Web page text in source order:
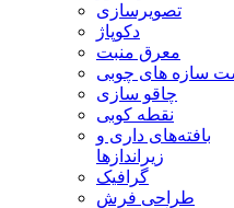
تصویرسازی
دکوپاژ
معرق منبت
سازه های چوبی
چاقو سازی
نقطه کوبی
بافته‌های داری و
زیراندازها
گرافیک
طراحی فرش